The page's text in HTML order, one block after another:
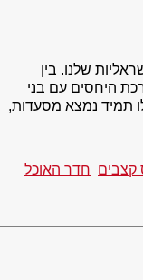
שלנו. בין
היחסים עם בני
תמיד נמצא מסעדות,
קצבים חדר האוכל